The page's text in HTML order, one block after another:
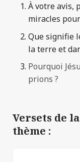
À votre avis,
miracles
Que signifie
la terre et
Pourquoi
prions ?
Versets de
thème :